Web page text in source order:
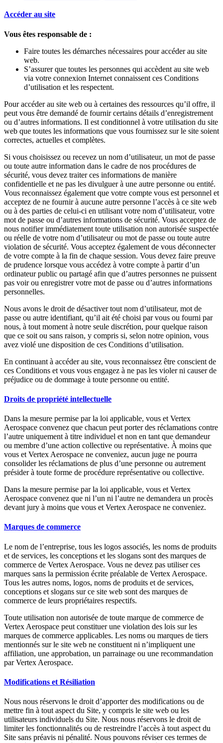
Accéder au site
Vous êtes responsable de :
Faire toutes les démarches nécessaires pour accéder au site
web.
S’assurer que toutes les personnes qui accèdent au site web
via votre connexion Internet connaissent ces Conditions
d’utilisation et les respectent.
Pour accéder au site web ou à certaines des ressources qu’il offre, il
peut vous être demandé de fournir certains détails d’enregistrement
ou d’autres informations. Il est conditionnel à votre utilisation du site
web que toutes les informations que vous fournissez sur le site soient
correctes, actuelles et complètes.
Si vous choisissez ou recevez un nom d’utilisateur, un mot de passe
ou toute autre information dans le cadre de nos procédures de
sécurité, vous devez traiter ces informations de manière
confidentielle et ne pas les divulguer à une autre personne ou entité.
Vous reconnaissez également que votre compte vous est personnel et
acceptez de ne fournir à aucune autre personne l’accès à ce site web
ou à des parties de celui-ci en utilisant votre nom d’utilisateur, votre
mot de passe ou d’autres informations de sécurité. Vous acceptez de
nous notifier immédiatement toute utilisation non autorisée suspectée
ou réelle de votre nom d’utilisateur ou mot de passe ou toute autre
violation de sécurité. Vous acceptez également de vous déconnecter
de votre compte à la fin de chaque session. Vous devez faire preuve
de prudence lorsque vous accédez à votre compte à partir d’un
ordinateur public ou partagé afin que d’autres personnes ne puissent
pas voir ou enregistrer votre mot de passe ou d’autres informations
personnelles.
Nous avons le droit de désactiver tout nom d’utilisateur, mot de
passe ou autre identifiant, qu’il ait été choisi par vous ou fourni par
nous, à tout moment à notre seule discrétion, pour quelque raison
que ce soit ou sans raison, y compris si, selon notre opinion, vous
avez violé une disposition de ces Conditions d’utilisation.
En continuant à accéder au site, vous reconnaissez être conscient de
ces Conditions et vous vous engagez à ne pas les violer ni causer de
préjudice ou de dommage à toute personne ou entité.
Droits de propriété intellectuelle
Dans la mesure permise par la loi applicable, vous et Vertex
Aerospace convenez que chacun peut porter des réclamations contre
l’autre uniquement à titre individuel et non en tant que demandeur
ou membre d’une action collective ou représentative. À moins que
vous et Vertex Aerospace ne conveniez, aucun juge ne pourra
consolider les réclamations de plus d’une personne ou autrement
présider à toute forme de procédure représentative ou collective.
Dans la mesure permise par la loi applicable, vous et Vertex
Aerospace convenez que ni l’un ni l’autre ne demandera un procès
devant jury à moins que vous et Vertex Aerospace ne conveniez.
Marques de commerce
Le nom de l’entreprise, tous les logos associés, les noms de produits
et de services, les conceptions et les slogans sont des marques de
commerce de Vertex Aerospace. Vous ne devez pas utiliser ces
marques sans la permission écrite préalable de Vertex Aerospace.
Tous les autres noms, logos, noms de produits et de services,
conceptions et slogans sur ce site web sont des marques de
commerce de leurs propriétaires respectifs.
Toute utilisation non autorisée de toute marque de commerce de
Vertex Aerospace peut constituer une violation des lois sur les
marques de commerce applicables. Les noms ou marques de tiers
mentionnés sur le site web ne constituent ni n’impliquent une
affiliation, une approbation, un parrainage ou une recommandation
par Vertex Aerospace.
Modifications et Résiliation
Nous nous réservons le droit d’apporter des modifications ou de
mettre fin à tout aspect du Site, y compris le site web ou les
utilisateurs individuels du Site. Nous nous réservons le droit de
limiter les fonctionnalités ou de restreindre l’accès à tout aspect du
Site sans préavis ni pénalité. Nous pouvons réviser ces termes de